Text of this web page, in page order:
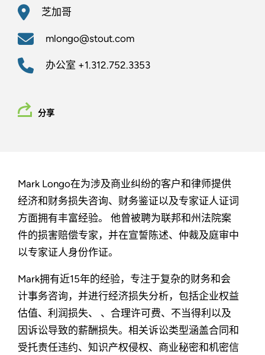
芝加哥
mlongo@stout.com
办公室 +1.312.752.3353
分享
Mark Longo在为涉及商业纠纷的客户和律师提供
经济和财务损失咨询、财务鉴证以及专家证人证词
方面拥有丰富经验。 他曾被聘为联邦和州法院案
件的损害赔偿专家，并在宣誓陈述、仲裁及庭审中
以专家证人身份作证。
Mark拥有近15年的经验，专注于复杂的财务和会
计事务咨询，并进行经济损失分析，包括企业权益
估值、利润损失、 、合理许可费、不当得利以及
因诉讼导致的薪酬损失。相关诉讼类型涵盖合同和
受托责任违约、知识产权侵权、商业秘密和机密信